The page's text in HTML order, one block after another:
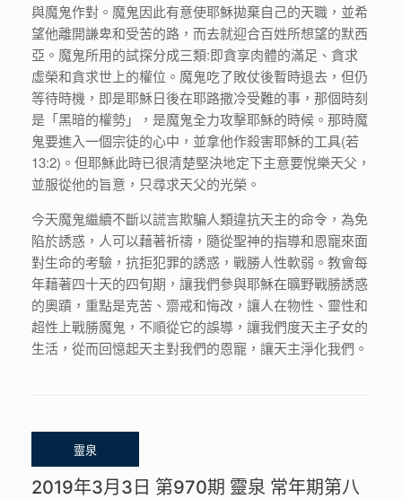
與魔鬼作對。魔鬼因此有意使耶穌拋棄自己的天職，並希
望他離開謙卑和受苦的路，而去就迎合百姓所想望的默西
亞。魔鬼所用的試探分成三類:即貪享肉體的滿足、貪求
虛榮和貪求世上的權位。魔鬼吃了敗仗後暫時退去，但仍
等待時機，即是耶穌日後在耶路撒冷受難的事，那個時刻
是「黑暗的權勢」，是魔鬼全力攻擊耶穌的時候。那時魔
鬼要進入一個宗徒的心中，並拿他作殺害耶穌的工具(若
13:2)。但耶穌此時已很清楚堅決地定下主意要悅樂天父，
並服從他的旨意，只尋求天父的光榮。
今天魔鬼繼續不斷以謊言欺騙人類違抗天主的命令，為免
陷於誘惑，人可以藉著祈禱，隨從聖神的指導和恩寵來面
對生命的考驗，抗拒犯罪的誘惑，戰勝人性軟弱。教會每
年藉著四十天的四旬期，讓我們參與耶穌在曠野戰勝誘惑
的奧蹟，重點是克苦、齋戒和悔改，讓人在物性、靈性和
超性上戰勝魔鬼，不順從它的誤導，讓我們度天主子女的
生活，從而回憶起天主對我們的恩寵，讓天主淨化我們。
2019年3月3日 第970期 靈泉 常年期第八